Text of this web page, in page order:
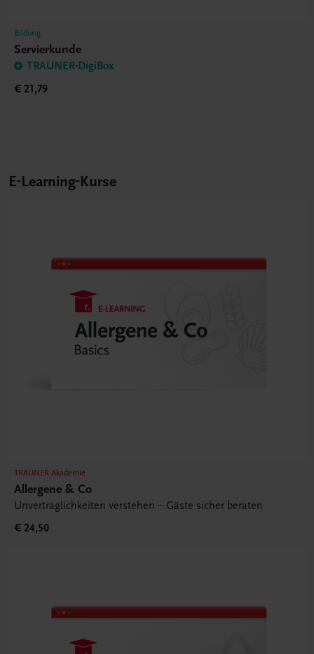
Bildung
Servierkunde
TRAUNER-DigiBox
€ 21,79
E-Learning-Kurse
TRAUNER Akademie
Allergene & Co
Unverträglichkeiten verstehen – Gäste sicher beraten
€ 24,50